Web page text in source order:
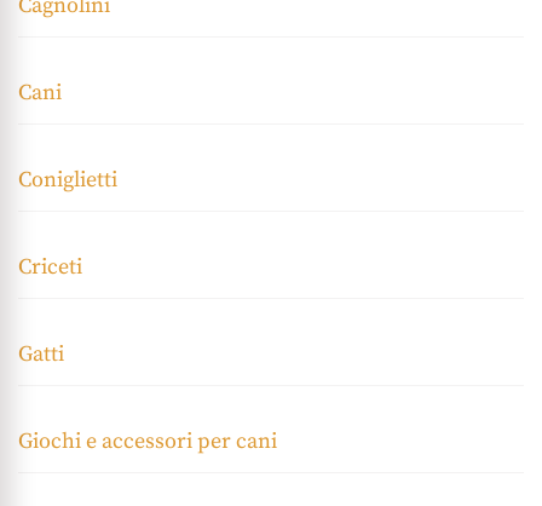
Cani
Coniglietti
Criceti
Gatti
Giochi e accessori per cani